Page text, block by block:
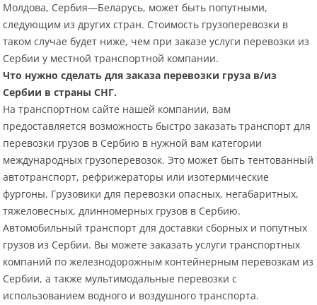
Молдова, Сербия—Беларусь, может быть попутными,
следующим из других стран. Стоимость грузоперевозки в
таком случае будет ниже, чем при заказе услуги перевозки из
Сербии у местной транспортной компании.
Что нужно сделать для заказа перевозки груза в/из
Сербии в страны СНГ.
На транспортном сайте нашей компании, вам
предоставляется возможность быстро заказать транспорт для
перевозки грузов в Сербию в нужной вам категории
международных грузоперевозок. Это может быть тентованный
автотранспорт, рефрижераторы или изотермические
фургоны. Грузовики для перевозки опасных, негабаритных,
тяжеловесных, длинномерных грузов в Сербию.
Автомобильный транспорт для доставки сборных и попутных
грузов из Сербии. Вы можете заказать услуги транспортных
компаний по железнодорожным контейнерным перевозкам из
Сербии, а также мультимодальные перевозки с
использованием водного и воздушного транспорта.